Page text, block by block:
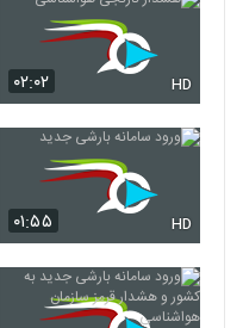
۰۲:۰۲ HD
۰۱:۵۵ HD